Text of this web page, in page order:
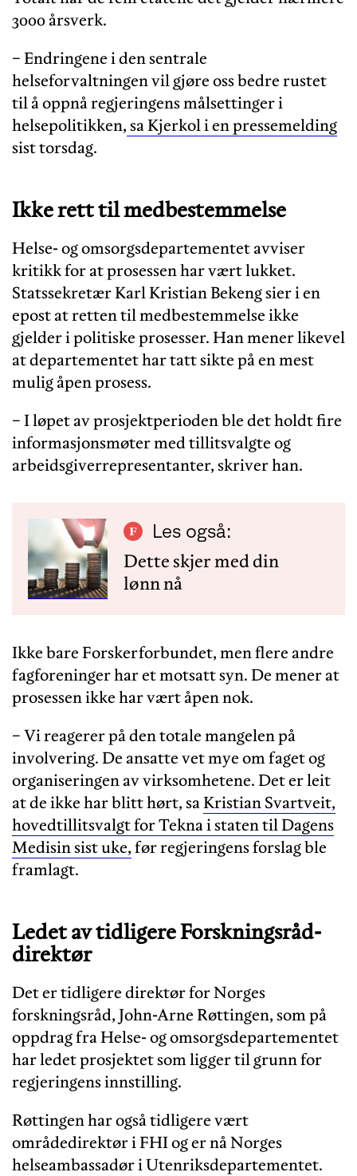
3000 årsverk.
− Endringene i den sentrale
helseforvaltningen vil gjøre oss bedre rustet
til å oppnå regjeringens målsettinger i
helsepolitikken,sa Kjerkol i en pressemelding
sist torsdag.
Ikke rett til medbestemmelse
Helse- og omsorgsdepartementet avviser
kritikk for at prosessen har vært lukket.
Statssekretær Karl Kristian Bekeng sier i en
epost at retten til medbestemmelse ikke
gjelder i politiske prosesser. Han mener likevel
at departementet har tatt sikte på en mest
mulig åpen prosess.
− I løpet av prosjektperioden ble det holdt fire
informasjonsmøter med tillitsvalgte og
arbeidsgiverrepresentanter, skriver han.
Les også:
Dette skjer med din
lønn nå
Ikke bare Forskerforbundet, men flere andre
fagforeninger har et motsatt syn. De mener at
prosessen ikke har vært åpen nok.
− Vi reagerer på den totale mangelen på
involvering. De ansatte vet mye om faget og
organiseringen av virksomhetene. Det er leit
at de ikke har blitt hørt, saKristian Svartveit,
hovedtillitsvalgt for Tekna i staten til Dagens
Medisin sist uke,før regjeringens forslag ble
framlagt.
Ledet av tidligere Forskningsråd-
direktør
Det er tidligere direktør for Norges
forskningsråd, John-Arne Røttingen, som på
oppdrag fra Helse- og omsorgsdepartementet
har ledet prosjektet som ligger til grunn for
regjeringens innstilling.
Røttingen har også tidligere vært
områdedirektør i FHI og er nå Norges
helseambassadør i Utenriksdepartementet.